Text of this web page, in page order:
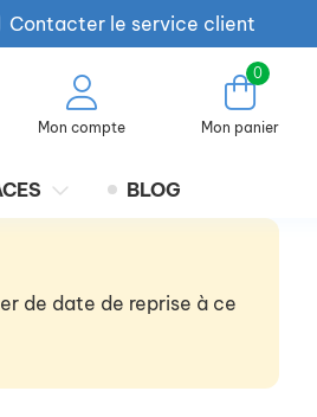
Contacter le service client
Mon compte
0
Mon panier
BLOG
de date de reprise à ce